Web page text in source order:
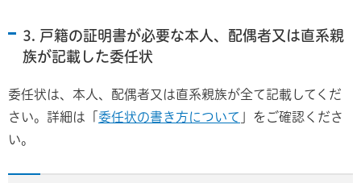
3. 戸籍の証明書が必要な本人、配偶者又は直系親
族が記載した委任状
委任状は、本人、配偶者又は直系親族が全て記載してくだ
さい。詳細は「 委任状の書き方について
」をご確認くださ
い。